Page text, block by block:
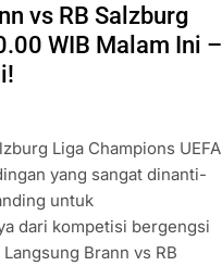
vs RB Salzburg
WIB Malam Ini –
Liga Champions UEFA
yang sangat dinanti-
untuk
dari kompetisi bergengsi
Brann vs RB